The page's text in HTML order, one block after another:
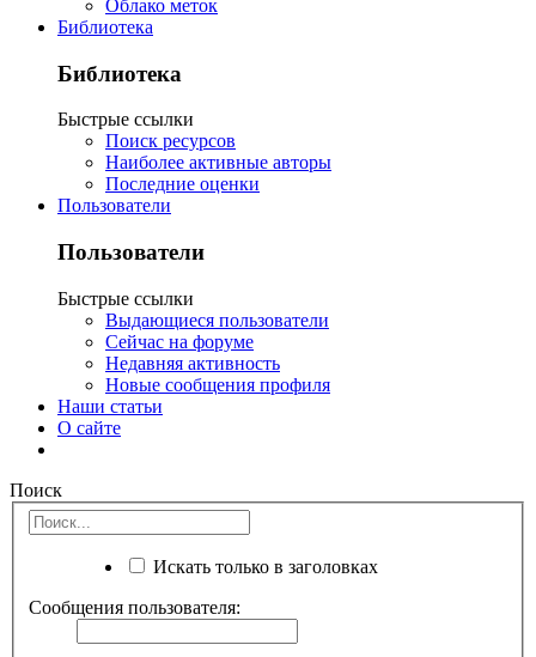
Облако меток
Библиотека
Библиотека
Быстрые ссылки
Поиск ресурсов
Наиболее активные авторы
Последние оценки
Пользователи
Пользователи
Быстрые ссылки
Выдающиеся пользователи
Сейчас на форуме
Недавняя активность
Новые сообщения профиля
Наши статьи
О сайте
Поиск
Искать только в заголовках
Сообщения пользователя: